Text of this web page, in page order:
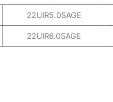
22UIR5.0SAGE
22UIR6.0SAGE